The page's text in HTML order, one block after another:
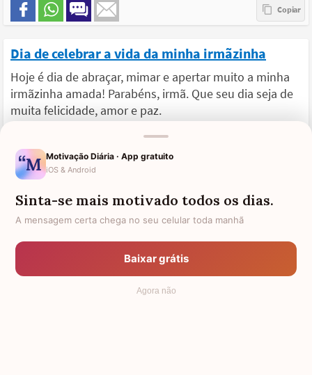
Dia de celebrar a vida da minha irmãzinha
Hoje é dia de abraçar, mimar e apertar muito a minha
irmãzinha amada! Parabéns, irmã. Que seu dia seja de
muita felicidade, amor e paz.
Você é um dos maiores motivos da minha alegria e tê-
la na minha vida é uma felicidade que mal posso
descrever. Aproveite seu dia especial e seu novo ano de
vida.
Tudo que desejo é que você seja muito feliz, pois
afinal, é só o que importa. Parabéns pelo seu dia de
Motivação Diária · App gratuito
iOS & Android
Sinta-se mais motivado todos os dias.
A mensagem certa chega no seu celular toda manhã
Baixar grátis
Agora não